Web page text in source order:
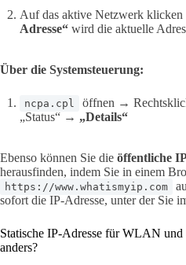
Auf das aktive Netzwerk
Adresse“ wird die aktuelle
Über die Systemsteuerung:
ncpa.cpl
öffnen →
„Status“ → „Details“
Ebenso können Sie die öffentliche
herausfinden, indem Sie in einem
https://www.whatismyip.com
sofort die IP-Adresse, unter der Sie
Statische IP-Adresse für WLAN und
anders?